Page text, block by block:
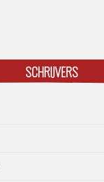
SCHRIJVERS